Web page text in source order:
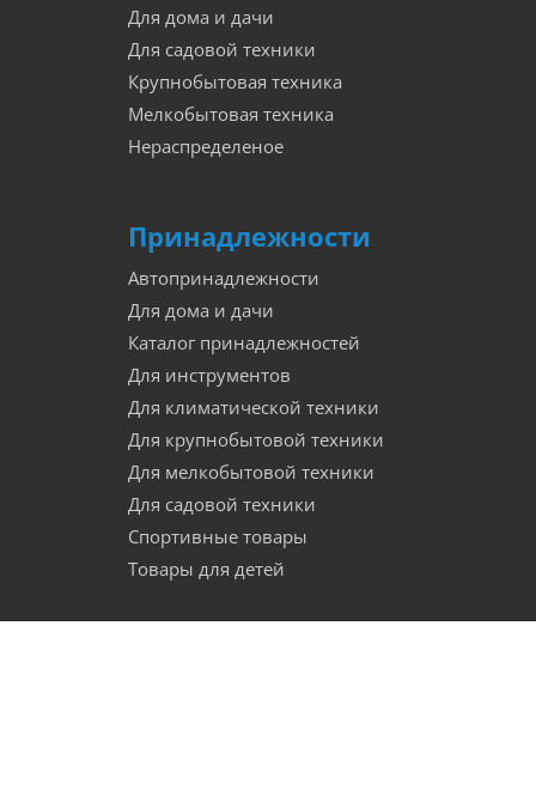
Для дома и дачи
Для садовой техники
Крупнобытовая техника
Мелкобытовая техника
Нераспределеное
Принадлежности
Автопринадлежности
Для дома и дачи
Каталог принадлежностей
Для инструментов
Для климатической техники
Для крупнобытовой техники
Для мелкобытовой техники
Для садовой техники
Спортивные товары
Товары для детей